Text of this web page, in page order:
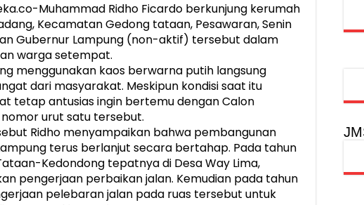
Muhammad Ridho Ficardo berkunjung kerumah
Kecamatan Gedong tataan, Pesawaran, Senin
Gubernur Lampung (non-aktif) tersebut dalam
warga setempat.
menggunakan kaos berwarna putih langsung
dari masyarakat. Meskipun kondisi saat itu
tetap antusias ingin bertemu dengan Calon
urut satu tersebut.
Ridho menyampaikan bahwa pembangunan
terus berlanjut secara bertahap. Pada tahun
Kedondong tepatnya di Desa Way Lima,
pengerjaan perbaikan jalan. Kemudian pada tahun
pelebaran jalan pada ruas tersebut untuk